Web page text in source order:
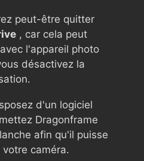
peut-être quitter
, car cela peut
l'appareil photo
désactivez la
d'un logiciel
Dragonframe
afin qu'il puisse
caméra.